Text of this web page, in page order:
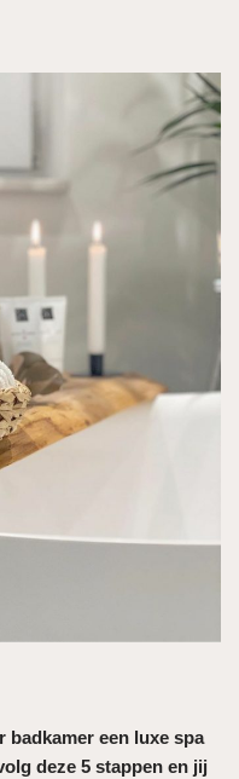
badkamer een luxe spa
deze 5 stappen en jij